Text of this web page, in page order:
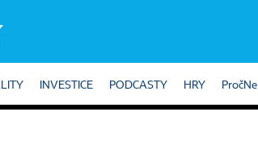
INVESTICE PODCASTY HRY PročNe